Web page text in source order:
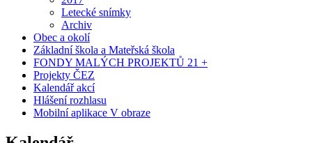
Letecké snímky
Archiv
Obec a okolí
Základní škola a Mateřská škola
FONDY MALÝCH PROJEKTŮ 21 +
Projekty ČEZ
Kalendář akcí
Hlášení rozhlasu
Mobilní aplikace V obraze